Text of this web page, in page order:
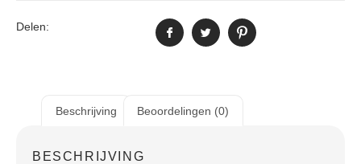
Delen:
Beschrijving Beoordelingen (0)
BESCHRIJVING